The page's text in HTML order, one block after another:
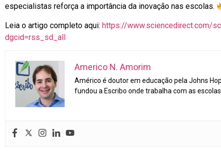
especialistas reforça a importância da inovação nas escolas.
Leia o artigo completo aqui: https://www.sciencedirect.com/
dgcid=rss_sd_all
Americo N. Amorim
Américo é doutor em educação pela Johns
fundou a Escribo onde trabalha com as